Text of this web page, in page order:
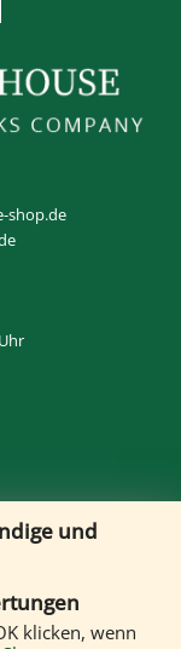
shop.de
und
klicken, wenn